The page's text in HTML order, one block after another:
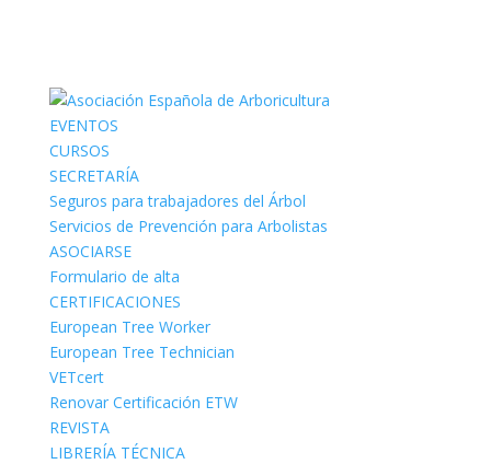
EVENTOS
CURSOS
SECRETARÍA
Seguros para trabajadores del Árbol
Servicios de Prevención para Arbolistas
ASOCIARSE
Formulario de alta
CERTIFICACIONES
European Tree Worker
European Tree Technician
VETcert
Renovar Certificación ETW
REVISTA
LIBRERÍA TÉCNICA